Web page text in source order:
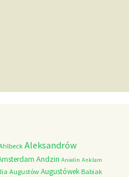
Aleksandrów
Andzin Anielin Anklam
Augustów Augustówek Babiak